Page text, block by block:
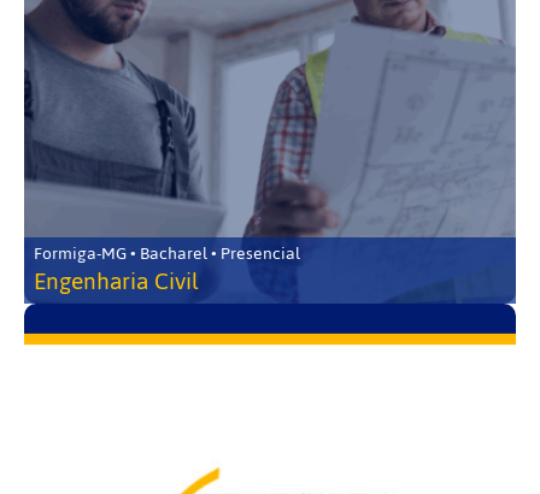
Formiga-MG • Bacharel • Presencial
Engenharia Civil